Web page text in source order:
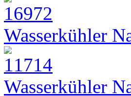
Wasserkühler
Wasserkühler